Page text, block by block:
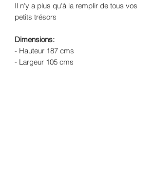
Il n'y a plus qu'à la remplir de tous vos
petits trésors
Dimensions:
- Hauteur 187 cms
- Largeur 105 cms